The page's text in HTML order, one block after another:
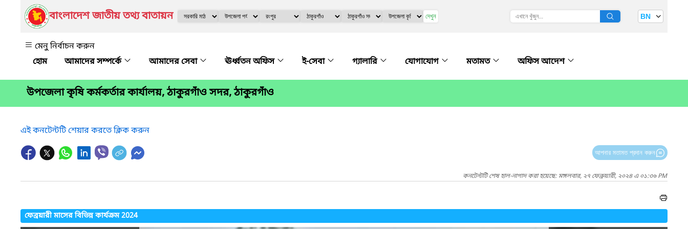
বাংলাদেশ জাতীয় তথ্য বাতায়ন দেখুন BN
মেনু নির্বাচন করুন
আমাদের সম্পর্কে
আমাদের সেবা ঊর্ধ্বতন অফিস ই-সেবা গ্যালারি যোগাযোগ মতামত অফিস আদেশ
উপজেলা কৃষি কর্মকর্তার কার্যালয়, ঠাকুরগাঁও সদর, ঠাকুরগাঁও
এই কনটেন্টটি শেয়ার করতে ক্লিক করুন
আপনার মতামত প্রদান করুন
কনটেন্টটি শেষ হাল-নাগাদ করা হয়েছে: মঙ্গলবার, ২৭ ফেব্রুয়ারী, ২০২৪ এ ০১:৩৬ PM
ফেব্রয়ারী মাসের বিভিন্ন কার্যক্রম 2024